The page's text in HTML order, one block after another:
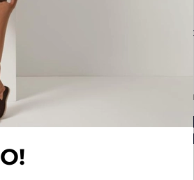
рукавов на
Показать
Отзывов еще
Написать